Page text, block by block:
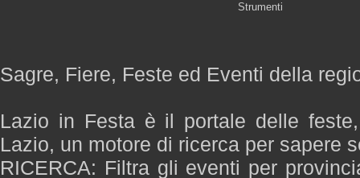
Strumenti
Sagre, Fiere, Feste ed Eventi della
Lazio in Festa è il portale delle
Lazio, un motore di ricerca per sapere
RICERCA: Filtra gli eventi per